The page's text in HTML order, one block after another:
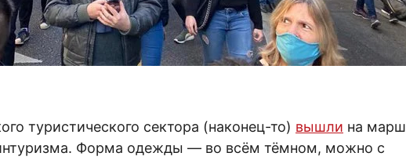
туристического сектора (наконец-то) вышли на марш
Форма одежды — во всём тёмном, можно с